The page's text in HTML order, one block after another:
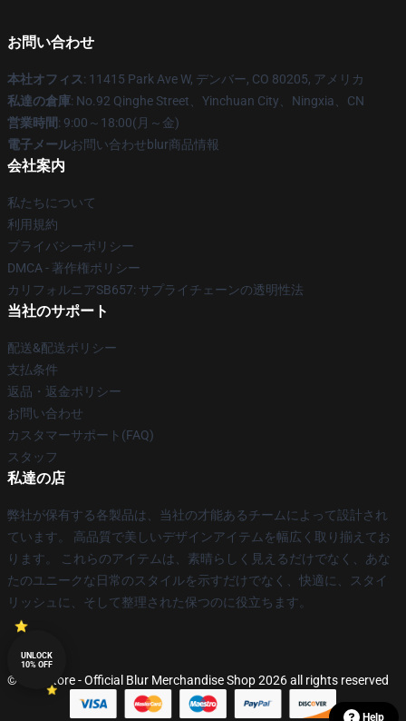
お問い合わせ
本社オフィス: 11415 Park Ave W, デンバー, CO 80205, アメリカ
私達の倉庫: No.92 Qinghe Street、Yinchuan City、Ningxia、CN
営業時間: 9:00～18:00(月～金)
電子メールお問い合わせblur商品情報
会社案内
私たちについて
利用規約
プライバシーポリシー
DMCA - 著作権ポリシー
カリフォルニアSB657: サプライチェーンの透明性法
当社のサポート
配送&配送ポリシー
支払条件
返品・返金ポリシー
お問い合わせ
カスタマーサポート(FAQ)
スタッフ
私達の店
弊社が保有する各製品は、当社の才能あるチームによって設計され
ています。 高品質で美しいデザインアイテムを幅広く取り揃えてお
ります。 これらのアイテムは、素晴らしく見えるだけでなく、あな
たのユニークな日常のスタイルを示すだけでなく、快適に、スタイ
リッシュに、そして整理された保つのに役立ちます。
© Blur Store - Official Blur Merchandise Shop 2026 all rights reserved
Help
UNLOCK
10% OFF